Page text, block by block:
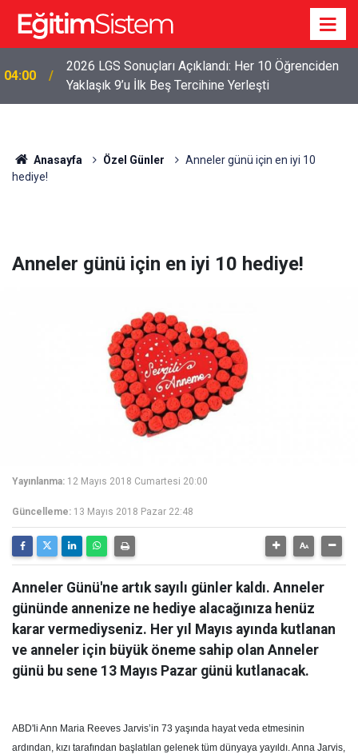
04:00
2026 LGS Sonuçları Açıklandı: Her 10 Öğrenciden
Yaklaşık 9’u İlk Beş Tercihine Yerleşti
Anasayfa Özel Günler
Anneler günü için en iyi 10
hediye!
Anneler günü için en iyi 10 hediye!
Yayınlanma: 12 Mayıs 2018 Cumartesi 20:00
Güncelleme: 13 Mayıs 2018 Pazar 22:48
Anneler Günü'ne artık sayılı günler kaldı. Anneler
gününde annenize ne hediye alacağınıza henüz
karar vermediyseniz. Her yıl Mayıs ayında kutlanan
ve anneler için büyük öneme sahip olan Anneler
günü bu sene 13 Mayıs Pazar günü kutlanacak.
ABD'li Ann Maria Reeves Jarvis’in 73 yaşında hayat veda etmesinin
ardından, kızı tarafından başlatılan gelenek tüm dünyaya yayıldı. Anna Jarvis,